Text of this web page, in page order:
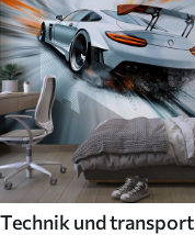
Technik und transport